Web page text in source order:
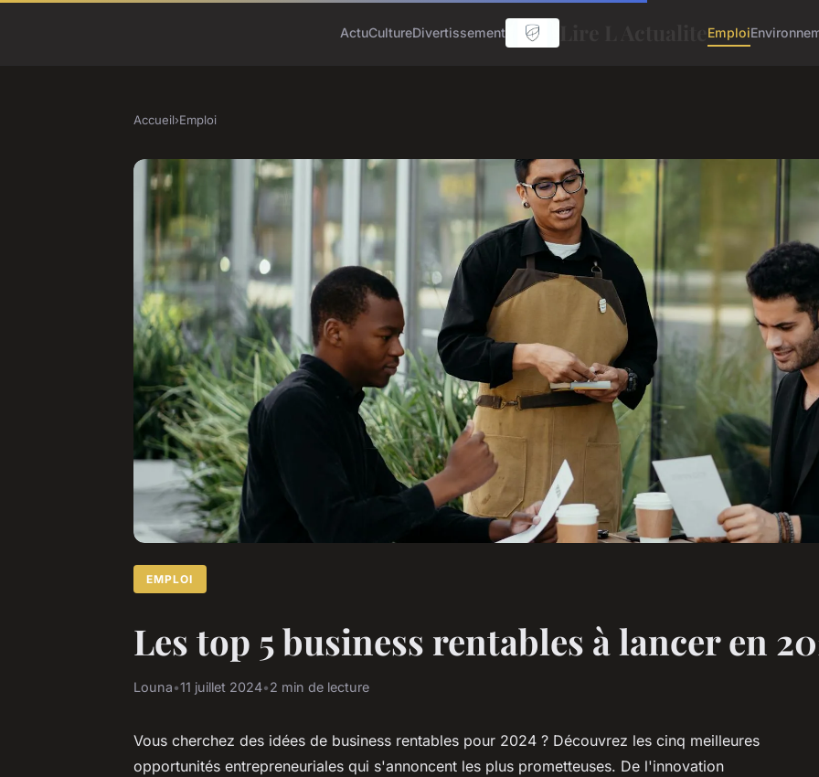
ActuCultureDivertissement Emploi
Accueil›Emploi
EMPLOI
Les top 5 business rentables à lancer en
Louna•11 juillet 2024•2 min de lecture
Vous cherchez des idées de business rentables pour 2024 ? Découvrez les cinq meilleures
opportunités entrepreneuriales qui s'annoncent les plus prometteuses. De l'innovation